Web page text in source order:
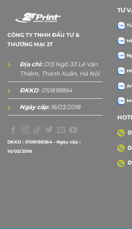
CÔNG TY TNHH ĐẦU TƯ &
THƯƠNG MẠI 2T
Địa chỉ:D13 Ngõ 33 Lê Văn
Thiêm, Thanh Xuân, Hà Nội
ĐKKD: 010818864
Ngày cấp:16/03/2018
DKKD : 0108188364 - Ngày cấp :
16/03/2018
TƯ